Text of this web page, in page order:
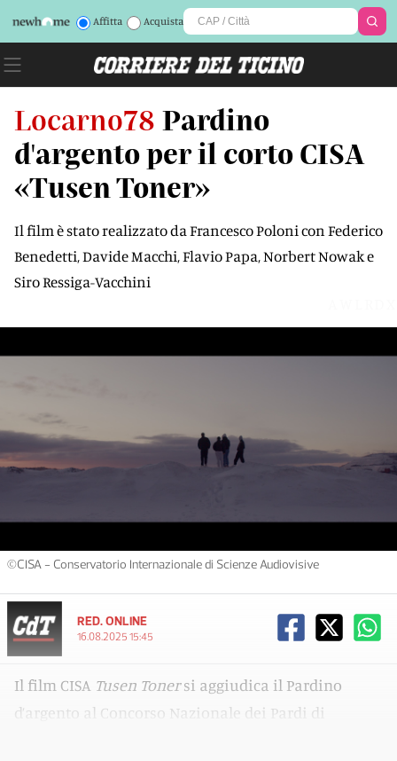
Affitta Acquista
Locarno78 Pardino
d'argento per il corto CISA
«Tusen Toner»
Il film è stato realizzato da Francesco Poloni con Federico
Benedetti, Davide Macchi, Flavio Papa, Norbert Nowak e
Siro Ressiga-Vacchini
©CISA - Conservatorio Internazionale di Scienze Audiovisive
RED. ONLINE
16.08.2025 15:45
Il film CISA Tusen Tonersi aggiudica il Pardino
d’argento al Concorso Nazionale dei Pardi di